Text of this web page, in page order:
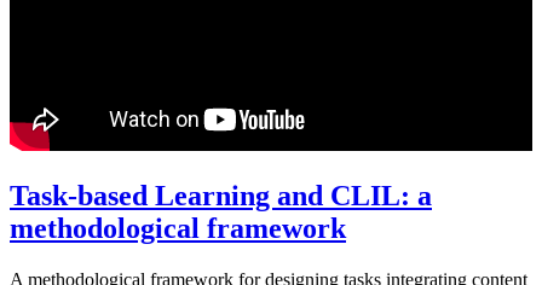
Task-based Learning and CLIL: a
methodological framework
A methodological framework for designing tasks integrating content